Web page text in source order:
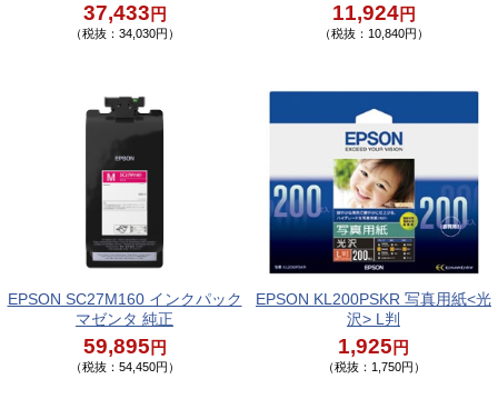
37,433 円
（税抜：34,030円）
11,924円
（税抜：10,840円）
EPSON SC27M160 インクパック
マゼンタ 純正
59,895 円
（税抜：54,450円）
EPSON KL200PSKR 写真用紙<光
沢> L判
1,925 円
（税抜：1,750円）